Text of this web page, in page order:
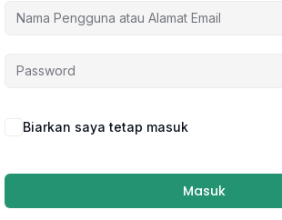
Biarkan saya tetap masuk
Masuk